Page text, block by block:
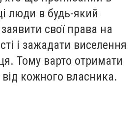
люди в будь-який
свої права на
і зажадати виселення
Тому варто отримати
кожного власника.